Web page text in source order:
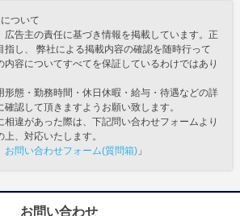
ついて
広告主の責任に基づき情報を掲載しています。正
指し、 弊社による掲載内容の確認を随時行って
内容についてすべてを保証しているわけではあり
形態・勤務時間・休日休暇・給与・待遇などの詳
認して頂きますようお願い致します。
違があった際は、下記問い合わせフォームより
、対応いたします。
問い合わせフォーム(質問箱) 」
お問い合わせ